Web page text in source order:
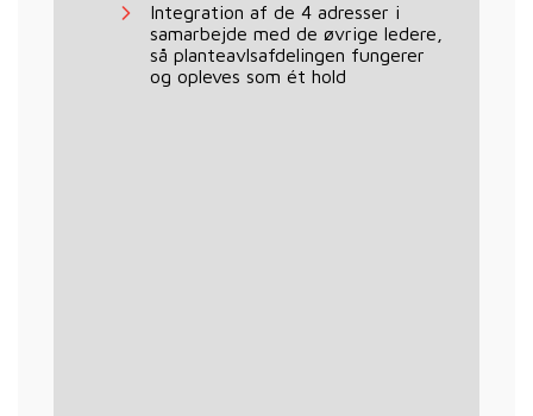
Integration af de 4 adresser i
samarbejde med de øvrige ledere,
så planteavlsafdelingen fungerer
og opleves som ét hold